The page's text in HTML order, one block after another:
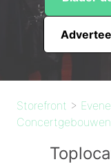
Storefront >
Concertgebouwen